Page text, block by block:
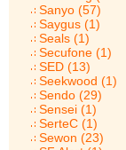
Sanyo (57)
Saygus (1)
Seals (1)
Secufone (1)
SED (13)
Seekwood (1)
Sendo (29)
Sensei (1)
SerteC (1)
Sewon (23)